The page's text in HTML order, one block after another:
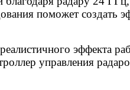
поможет создать
эффекта
управления